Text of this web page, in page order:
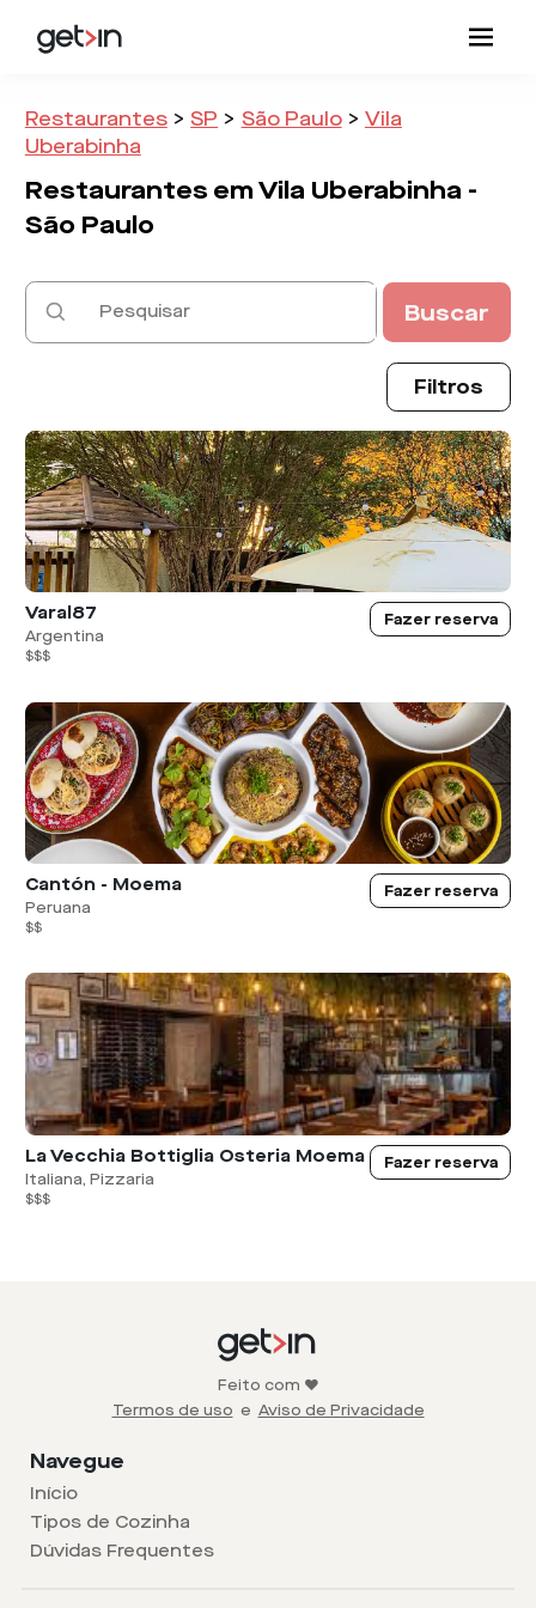
Restaurantes > SP > São Paulo > Vila
Uberabinha
Restaurantes emVila Uberabinha -
São Paulo
Buscar
Filtros
Varal87
Argentina
$$$
Fazer reserva
Cantón - Moema
Peruana
$$
Fazer reserva
La Vecchia Bottiglia Osteria Moema
Italiana, Pizzaria
$$$
Fazer reserva
Feito com ❤️
Termos de uso e Aviso de Privacidade
Navegue
Início
Tipos de Cozinha
Dúvidas Frequentes